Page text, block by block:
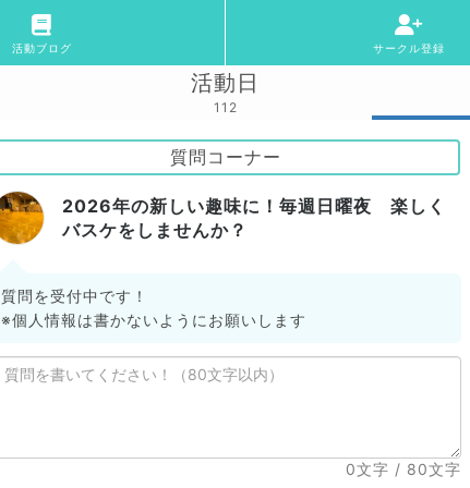
活動ブログ サークル登録
活動日
112
質問コーナー
2026年の新しい趣味に！毎週日曜夜 楽しく
バスケをしませんか？
質問を受付中です！
※個人情報は書かないようにお願いします
0文字 / 80文字